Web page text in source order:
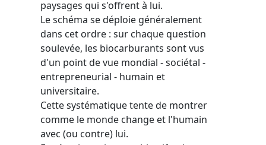
paysages qui s'offrent à lui.
Le schéma se déploie généralement
dans cet ordre : sur chaque question
soulevée, les biocarburants sont vus
d'un point de vue mondial - sociétal -
entrepreneurial - humain et
universitaire.
Cette systématique tente de montrer
comme le monde change et l'humain
avec (ou contre) lui.